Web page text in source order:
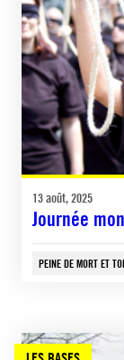
13 août, 2025
Journée
PEINE DE MORT ET